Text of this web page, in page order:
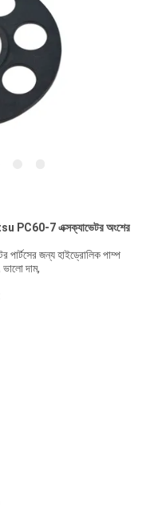
PC60-7 এক্সক্যাভেটর অংশের
পার্টসের জন্য হাইড্রোলিক পাম্প
দাম,